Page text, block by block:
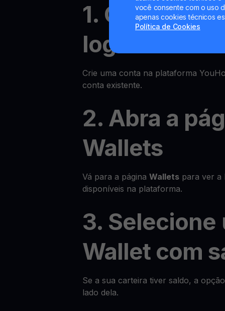
você consente com o uso
apenas cookies técnicos
Política de Cookies
1. Cadastre-
login
Crie uma conta na plataforma
conta existente.
2. Abra a
Wallets
Vá para a página Wallets para ver a
disponíveis na plataforma.
3. Selecione
Wallet com
Se a sua carteira tiver saldo, a
lado dela.